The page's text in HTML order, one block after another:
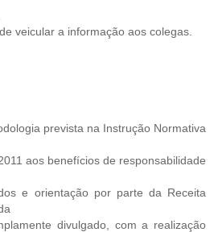
veicular a informação aos colegas.
prevista na Instrução Normativa
aos benefícios de responsabilidade
e orientação por parte da Receita
divulgado, com a realização